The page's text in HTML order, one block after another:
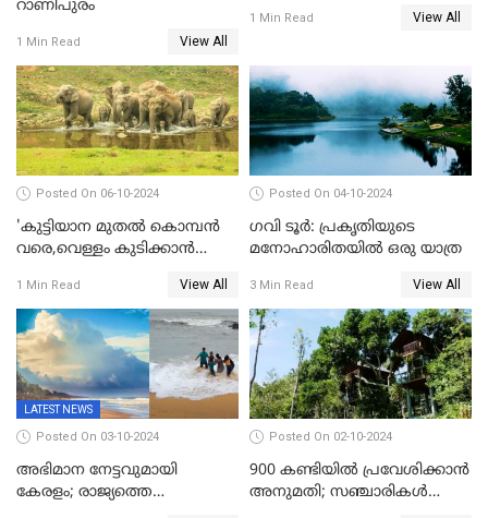
റാണിപുരം
1 Min Read View All
തുറന്നു
1 Min Read View All
Posted On 06-10-2024
'കുട്ടിയാന മുതല്‍ കൊമ്പന്‍
വരെ,വെള്ളം കുടിക്കാന്‍
ആനക്കുളത്തെ
ആനക്കാഴ്ചകള്‍
1 Min Read View All
Posted On 04-10-2024
ഗവി ടൂർ: പ്രകൃതിയുടെ
മനോഹാരിതയിൽ ഒരു യാത്ര
3 Min Read View All
LATEST NEWS
Posted On 03-10-2024
അഭിമാന നേട്ടവുമായി
കേരളം; രാജ്യത്തെ
Posted On 02-10-2024
900 കണ്ടിയിൽ പ്രവേശിക്കാൻ
അനുമതി; സഞ്ചാരികൾ